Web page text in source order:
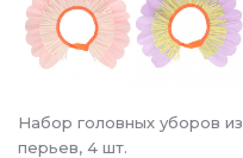
Набор головных уборов из
перьев, 4 шт.